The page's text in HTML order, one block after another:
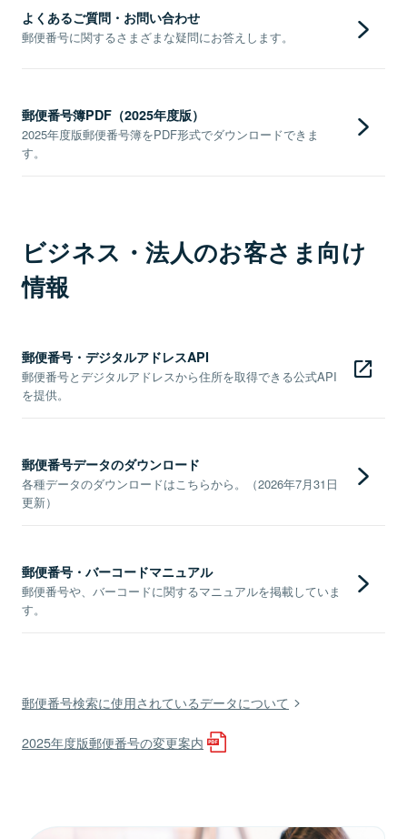
よくあるご質問・お問い合わせ
郵便番号に関するさまざまな疑問にお答えします。
郵便番号簿PDF（2025年度版）
2025年度版郵便番号簿をPDF形式でダウンロードできま
す。
ビジネス・法人のお客さま向け
情報
郵便番号・デジタルアドレスAPI
郵便番号とデジタルアドレスから住所を取得できる公式API
を提供。
郵便番号データのダウンロード
各種データのダウンロードはこちらから。（2026年7月31日
更新）
郵便番号・バーコードマニュアル
郵便番号や、バーコードに関するマニュアルを掲載していま
す。
郵便番号検索に使用されているデータについて
2025年度版郵便番号の変更案内